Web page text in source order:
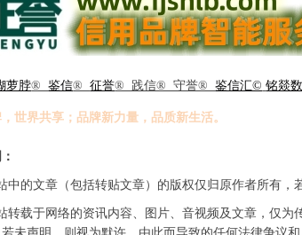
萝脖®鉴信®征誉® 践信® 守誉®鉴信汇© 铭燚
世界共享；品牌新力量，品质新生活。
中的文章（包括转贴文章）的版权仅归原作者所有
转载于网络的资讯内容、图片、音视频及文章，仅